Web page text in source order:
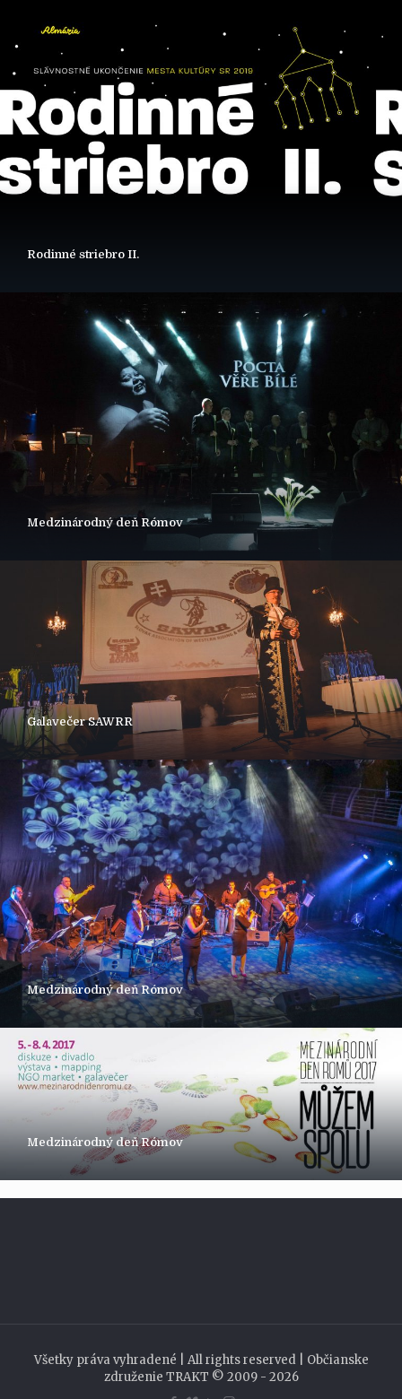
Rodinné striebro II.
Medzinárodný deň Rómov
Galavečer SAWRR
Medzinárodný deň Rómov
Medzinárodný deň Rómov
Všetky práva vyhradené | All rights reserved | Občianske
združenie TRAKT © 2009 - 2026